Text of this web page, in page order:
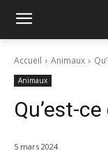
Accueil Animaux
Animaux
Qu’est-
5 mars 2024